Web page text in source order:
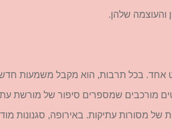
והעוצמה שלהן.
אחד. בכל תרבות, הוא מקבל משמעות
מורכבים שמספרים סיפור של מורשת
של מסורות עתיקות. באירופה, סגנונות